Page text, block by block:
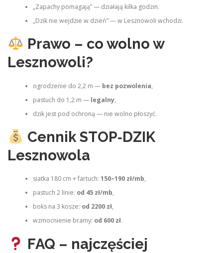
„Zapachy pomagają” — działają kilka godzin.
„Dzik nie wejdzie w dzień” — w Lesznowoli wchodzi.
Prawo – co wolno w
Lesznowoli?
ogrodzenie do 2,2 m — bez pozwolenia,
pastuch do 1,2 m — legalny,
dzik jest pod ochroną — nie wolno płoszyć.
Cennik STOP‑DZIK
Lesznowola
siatka 180 cm + fartuch: 150–190 zł/mb,
pastuch 2 linie: od 45 zł/mb,
boks na 3 kosze: od 2200 zł,
wzmocnienie bramy: od 600 zł.
FAQ – najczęściej